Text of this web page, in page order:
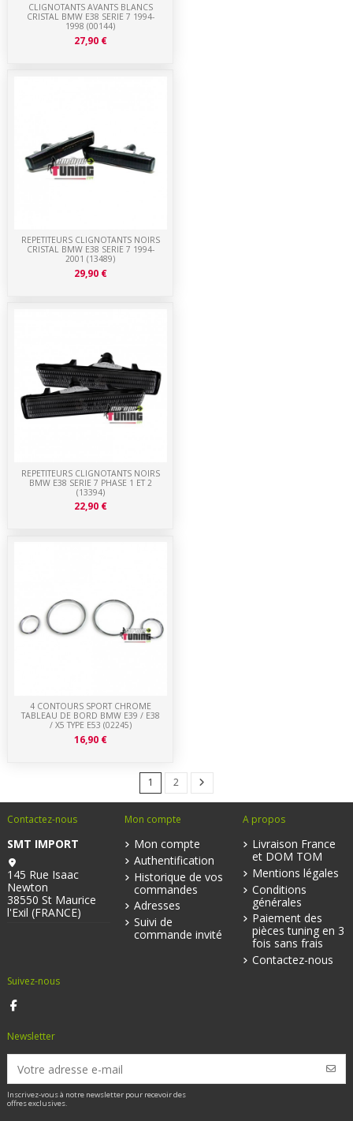
4 CONTOURS SPORT CHROME
TABLEAU DE BORD BMW E39 / E38
/ X5 TYPE E53 (02245)
16,90 €
REPETITEURS CLIGNOTANTS NOIRS
BMW E38 SERIE 7 PHASE 1 ET 2
(13394)
22,90 €
REPETITEURS CLIGNOTANTS NOIRS
CRISTAL BMW E38 SERIE 7 1994-
2001 (13489)
29,90 €
CLIGNOTANTS AVANTS BLANCS
CRISTAL BMW E38 SERIE 7 1994-
1998 (00144)
27,90 €
1 2
Contactez-nous
SMT IMPORT
145 Rue Isaac
Newton
38550 St Maurice
l'Exil (FRANCE)
Mon compte
Mon compte
Authentification
Historique de vos
commandes
Adresses
Suivi de
commande invité
A propos
Livraison France
et DOM TOM
Mentions légales
Conditions
générales
Paiement des
pièces tuning en 3
fois sans frais
Contactez-nous
Suivez-nous
Newsletter
Inscrivez-vous à notre newsletter pour recevoir des
offres exclusives.